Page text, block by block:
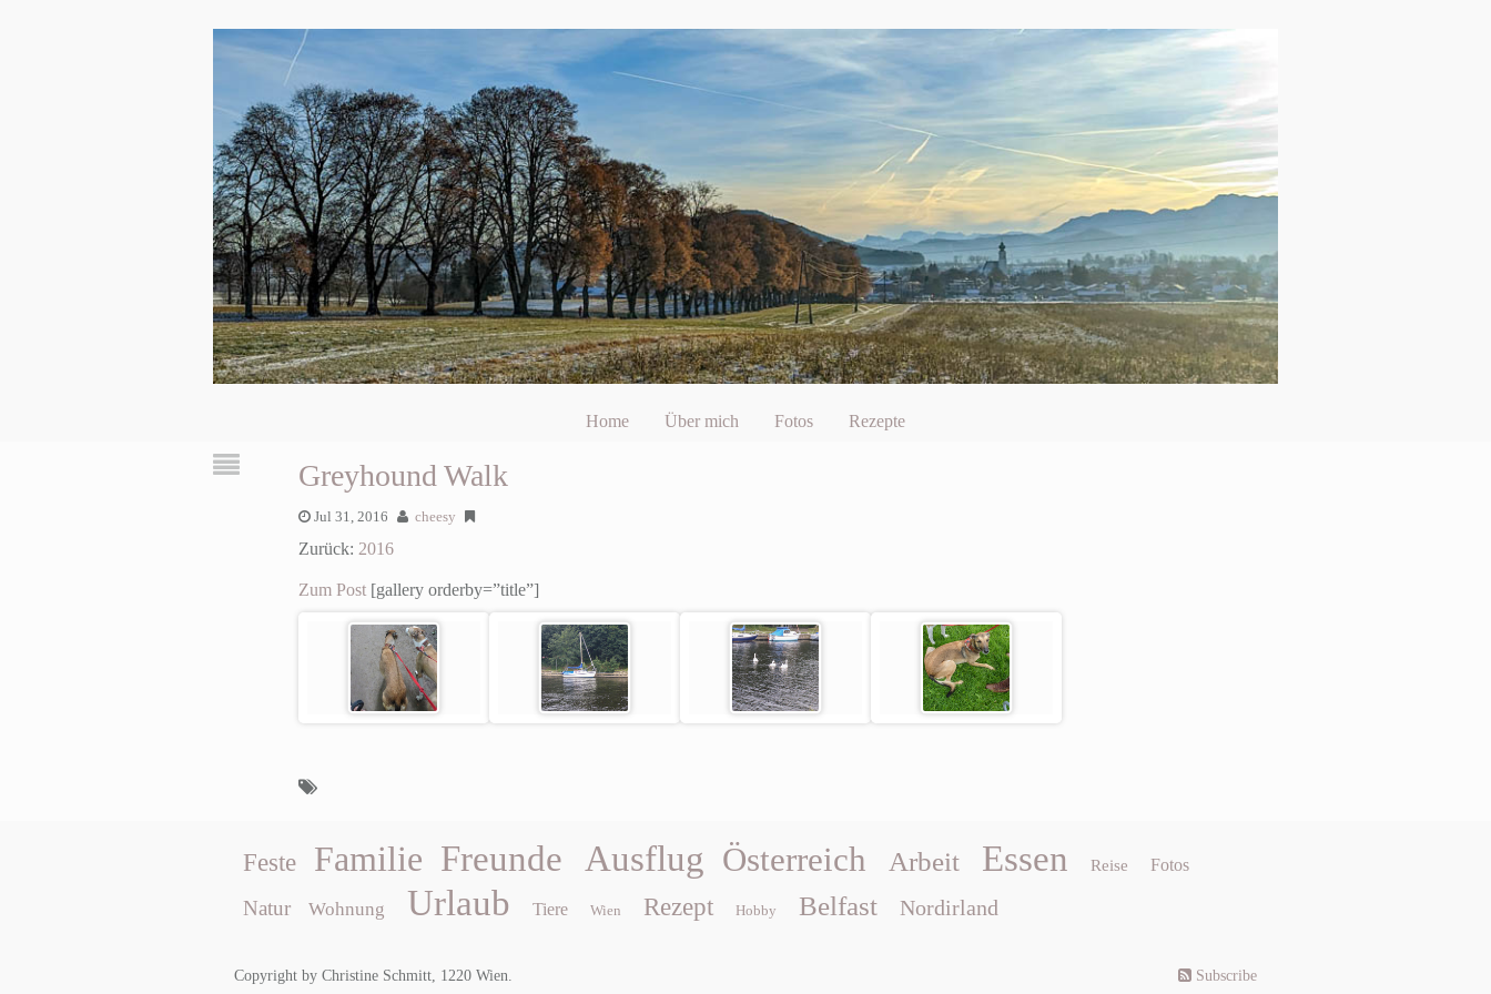
Home Über mich Fotos Rezepte
Greyhound Walk
Jul 31, 2016 cheesy
Zurück: 2016
Zum Post[gallery orderby=”title”]
Feste Familie Freunde Ausflug Österreich Arbeit Essen Reise Fotos
Natur Wohnung Urlaub Tiere Wien Rezept Hobby Belfast Nordirland
Copyright by Christine Schmitt, 1220 Wien. Subscribe